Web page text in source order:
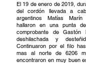
El 19 de enero de 2019,
del cordón llevada a
argentinos Matías
hallaron en una punta
comprobante de
deshilachada y
Continuaron por el filo
mas al norte de 6206
encontraron en muy buen